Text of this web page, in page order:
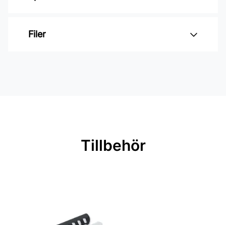
Varumärke: Midbec Tapeter
Rekommenderat lim: Hernia non
Filer
Tillbehör